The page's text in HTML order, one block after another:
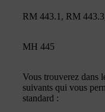
RM 443.1, RM
MH 445
Vous trouverez dans
suivants qui vous
standard :